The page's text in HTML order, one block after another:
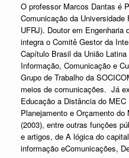
O professor Marcos Dantas é
Comunicação da Universidade
UFRJ). Doutor em Engenharia
integra o Comitê Gestor da
Capítulo Brasil da União
Informação, Comunicação e
Grupo de Trabalho da
meios de comunicações. Já
Educação a Distância do
Planejamento e Orçamento
(2003), entre outras funções
e artigos, de A lógica do
informação eComunicações,